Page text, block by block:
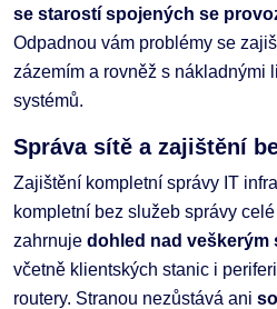
se starostí spojených se
Odpadnou vám problémy se
zázemím a rovněž s nákladnými
systémů.
Správa sítě a zajištění
Zajištění kompletní správy IT
kompletní bez služeb správy
zahrnuje dohled nad
včetně klientských stanic i
routery. Stranou nezůstává ani